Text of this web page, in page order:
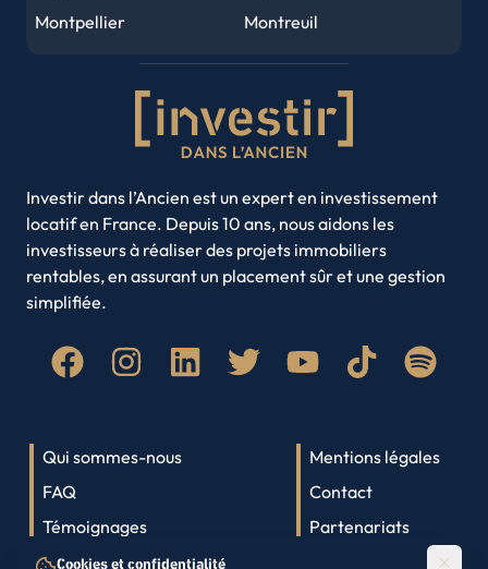
Cookies et confidentialité
Saint-Denis
Nancy
Montpellier
Montreuil
Noisy-le-Grand
Saint-Etienne
Toulon
Toulouse
Villeurbanne
Amiens
Brest
Clermont-Ferrand
Limoges
Roubaix
Saint-Denis
Investir dans l’Ancien est un expert en investissement
locatif en France. Depuis 10 ans, nous aidons les
investisseurs à réaliser des projets immobiliers
rentables, en assurant un placement sûr et une gestion
simplifiée.
Qui sommes-nous
FAQ
Témoignages
Lexique immobilier
Mentions légales
Contact
Partenariats